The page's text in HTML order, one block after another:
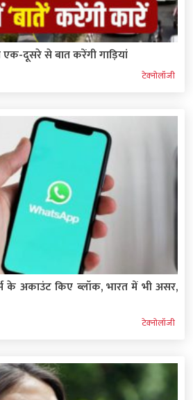
दूसरे से बात करेंगी गाड़ियां
टेक्‍नोलॉजी
अकाउंट किए ब्लॉक, भारत में भी असर,
टेक्‍नोलॉजी